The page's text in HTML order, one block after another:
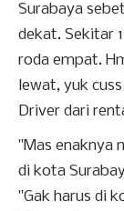
Surabaya
dekat. Sekitar
roda empat.
lewat, yuk
Driver dari
"Mas enaknya
di kota
"Gak harus di